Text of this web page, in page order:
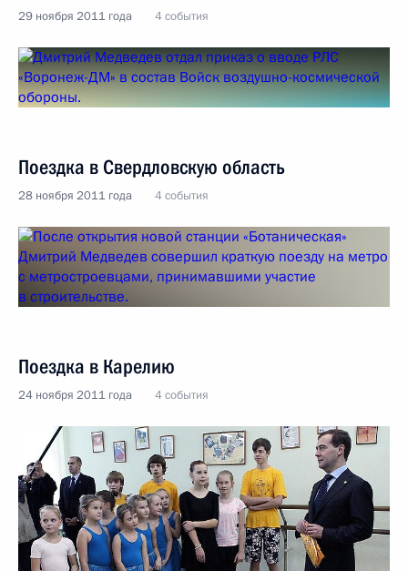
29 ноября 2011 года 4 события
Поездка в Свердловскую область
28 ноября 2011 года 4 события
Поездка в Карелию
24 ноября 2011 года 4 события